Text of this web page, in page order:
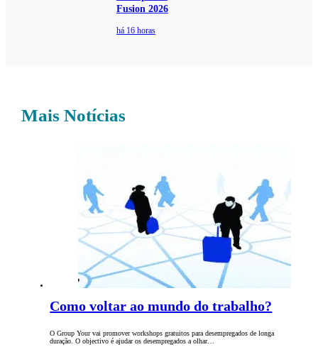
Fusion 2026
há 16 horas
Mais Notícias
Como voltar ao mundo do trabalho?
O Group Your vai promover workshops gratuitos para desempregados de longa
duração. O objectivo é ajudar os desempregados a olhar…